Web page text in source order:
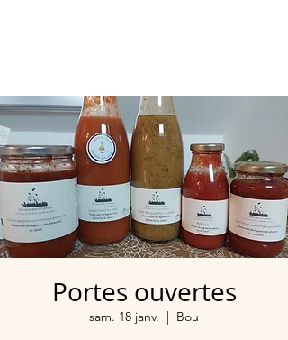
Portes ouvertes
sam. 18 janv.
  |
Bou